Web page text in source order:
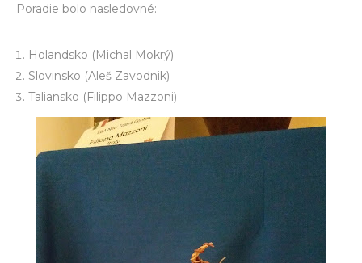
Poradie bolo nasledovné:
Holandsko (Michal Mokrý)
Slovinsko (Aleš Zavodnik)
Taliansko (Filippo Mazzoni)